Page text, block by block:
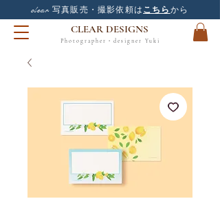
clear 写真販売・撮影依頼は こちら から
CLEAR DESIGNS
Photographer・designer Yuki